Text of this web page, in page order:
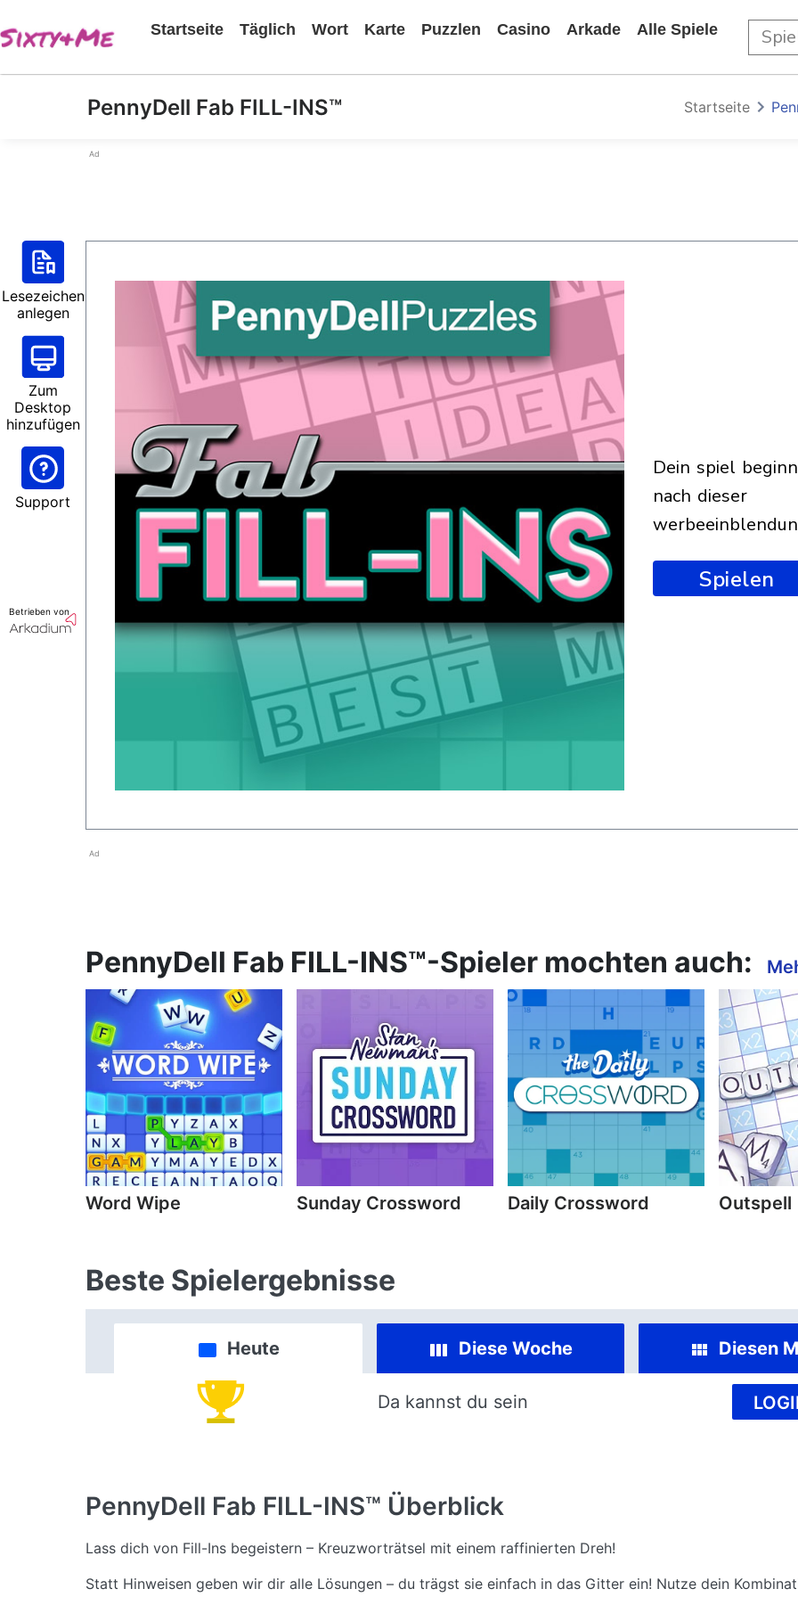
Startseite Täglich Wort Karte Puzzlen Casino Arkade Alle Spiele
PennyDell Fab FILL-INS™ Startseite
Ad
Lesezeichen
anlegen
Zum
Desktop
hinzufügen
Support
Betrieben von
dein spiel beginnt
nach dieser
Spielen
Ad
PennyDell Fab FILL-INS™-Spieler mochten auch:
Word Wipe Sunday Crossword Daily Crossword Outspell
Beste Spielergebnisse
Heute Diese Woche Diesen
Da kannst du sein
PennyDell Fab FILL-INS™ Überblick
Lass dich von Fill-Ins begeistern – Kreuzworträtsel mit einem raffinierten Dreh!
Statt Hinweisen geben wir dir alle Lösungen – du trägst sie einfach in das Gitter ein! Nutze dein